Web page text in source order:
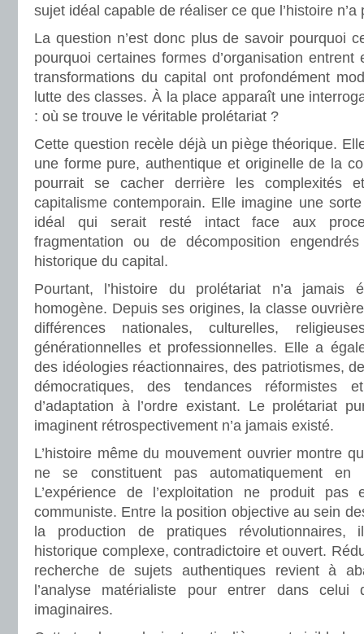
sujet idéal capable de réaliser ce que l’histoire n’a
La question n’est donc plus de savoir pourquoi
pourquoi certaines formes d’organisation
transformations du capital ont profondément
lutte des classes. À la place apparaît une
: où se trouve le véritable prolétariat ?
Cette question recèle déjà un piège théorique.
une forme pure, authentique et originelle de la
pourrait se cacher derrière les complexités
capitalisme contemporain. Elle imagine une
idéal qui serait resté intact face aux
fragmentation ou de décomposition
historique du capital.
Pourtant, l’histoire du prolétariat n’a jamais
homogène. Depuis ses origines, la classe
différences nationales, culturelles,
générationnelles et professionnelles. Elle a
des idéologies réactionnaires, des patriotismes,
démocratiques, des tendances réformistes
d’adaptation à l’ordre existant. Le prolétariat
imaginent rétrospectivement n’a jamais existé.
L’histoire même du mouvement ouvrier montre
ne se constituent pas automatiquement en
L’expérience de l’exploitation ne produit
communiste. Entre la position objective au sein
la production de pratiques révolutionnaires,
historique complexe, contradictoire et ouvert.
recherche de sujets authentiques revient à
l’analyse matérialiste pour entrer dans celui
imaginaires.